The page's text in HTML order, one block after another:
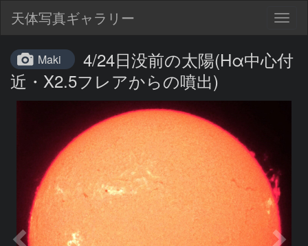
天体写真ギャラリー
Maki
4/24日没前の太陽(Hα中心付
近・X2.5フレアからの噴出)